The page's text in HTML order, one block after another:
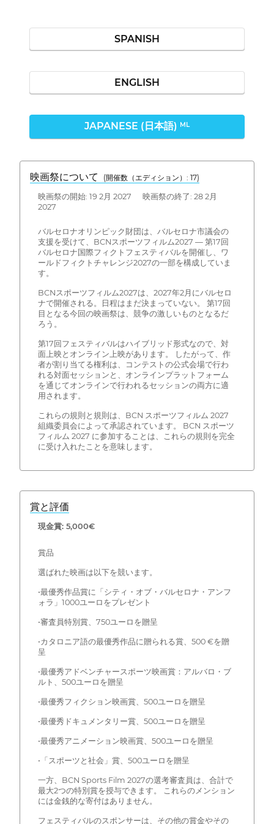
SPANISH
ENGLISH
JAPANESE (日本語) ML
映画祭について (開催数（エディション）: 17)
映画祭の開始: 19 2月 2027 映画祭の終了: 28 2月
2027
バルセロナオリンピック財団は、バルセロナ市議会の
支援を受けて、BCNスポーツフィルム2027 — 第17回
バルセロナ国際フィクトフェスティバルを開催し、ワ
ールドフィクトチャレンジ2027の一部を構成していま
す。
BCNスポーツフィルム2027は、2027年2月にバルセロ
ナで開催される。日程はまだ決まっていない。 第17回
目となる今回の映画祭は、競争の激しいものとなるだ
ろう。
第17回フェスティバルはハイブリッド形式なので、対
面上映とオンライン上映があります。 したがって、作
者が割り当てる権利は、コンテストの公式会場で行わ
れる対面セッションと、オンラインプラットフォーム
を通じてオンラインで行われるセッションの両方に適
用されます。
これらの規則と規則は、BCN スポーツフィルム 2027
組織委員会によって承認されています。 BCN スポーツ
フィルム 2027 に参加することは、これらの規則を完全
に受け入れたことを意味します。
賞と評価
現金賞: 5,000€
賞品
選ばれた映画は以下を競います。
•最優秀作品賞に「シティ・オブ・バルセロナ・アンフ
ォラ」1000ユーロをプレゼント
•審査員特別賞、750ユーロを贈呈
•カタロニア語の最優秀作品に贈られる賞、500 €を贈
呈
•最優秀アドベンチャースポーツ映画賞：アルバロ・ブ
ルト、500ユーロを贈呈
•最優秀フィクション映画賞、500ユーロを贈呈
•最優秀ドキュメンタリー賞、500ユーロを贈呈
•最優秀アニメーション映画賞、500ユーロを贈呈
•「スポーツと社会」賞、500ユーロを贈呈
一方、BCN Sports Film 2027の選考審査員は、合計で
最大2つの特別賞を授与できます。 これらのメンション
には金銭的な寄付はありません。
フェスティバルのスポンサーは、その他の賞金やその